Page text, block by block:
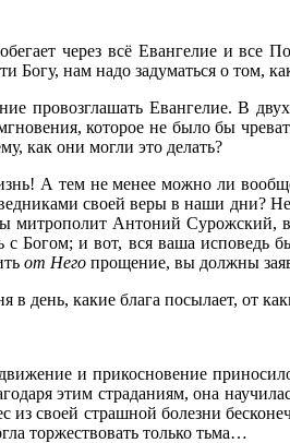
через всё Евангелие и
Богу, нам надо задуматься о том,
провозглашать Евангелие. В
которое не было бы
как они могли это делать?
А тем не менее можно ли
своей веры в наши дни?
митрополит Антоний Сурожский,
и вот, вся ваша исповедь
от Него прощение, вы должны
в день, какие блага посылает, от
и прикосновение
этим страданиям, она
своей страшной болезни
торжествовать только тьма…